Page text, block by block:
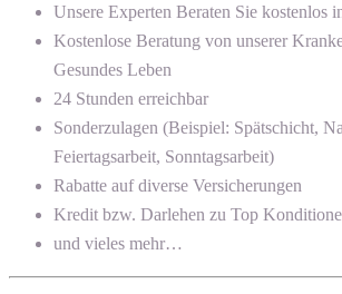
Unsere Experten Beraten Sie kostenlos
Kostenlose Beratung von unserer
Gesundes Leben
24 Stunden erreichbar
Sonderzulagen (Beispiel: Spätschicht,
Feiertagsarbeit, Sonntagsarbeit)
Rabatte auf diverse Versicherungen
Kredit bzw. Darlehen zu Top
und vieles mehr…